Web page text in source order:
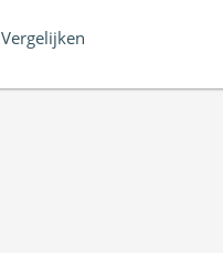
Vergelijken